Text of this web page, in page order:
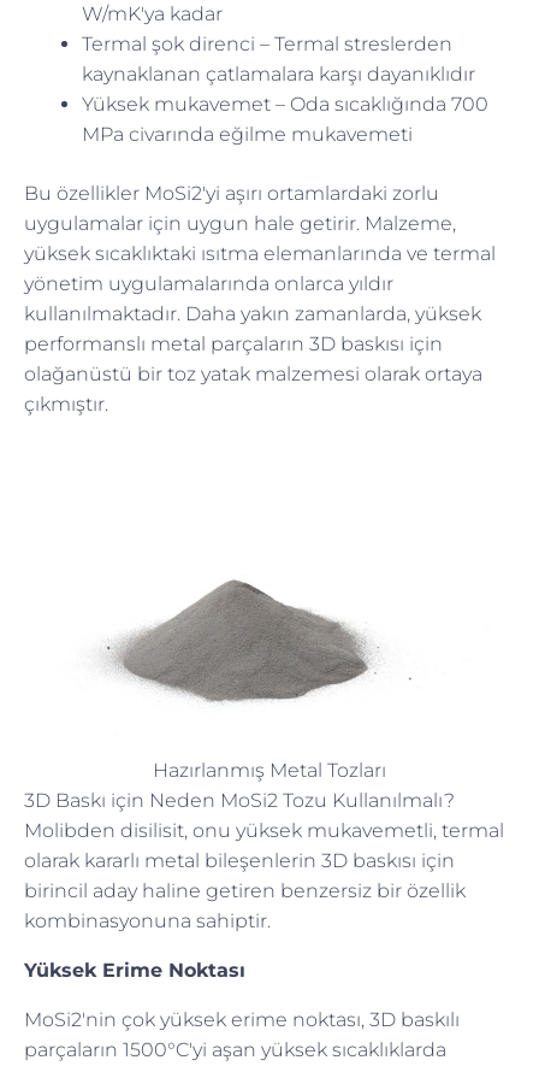
W/mK'ya kadar
Termal şok direnci – Termal streslerden
kaynaklanan çatlamalara karşı dayanıklıdır
Yüksek mukavemet – Oda sıcaklığında 700
MPa civarında eğilme mukavemeti
Bu özellikler MoSi2'yi aşırı ortamlardaki zorlu
uygulamalar için uygun hale getirir. Malzeme,
yüksek sıcaklıktaki ısıtma elemanlarında ve termal
yönetim uygulamalarında onlarca yıldır
kullanılmaktadır. Daha yakın zamanlarda, yüksek
performanslı metal parçaların 3D baskısı için
olağanüstü bir toz yatak malzemesi olarak ortaya
çıkmıştır.
Hazırlanmış Metal Tozları
3D Baskı için Neden MoSi2 Tozu Kullanılmalı?
Molibden disilisit, onu yüksek mukavemetli, termal
olarak kararlı metal bileşenlerin 3D baskısı için
birincil aday haline getiren benzersiz bir özellik
kombinasyonuna sahiptir.
Yüksek Erime Noktası
MoSi2'nin çok yüksek erime noktası, 3D baskılı
parçaların 1500°C'yi aşan yüksek sıcaklıklarda